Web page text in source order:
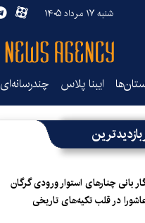
شنبه ۱۷ مرداد ۱۴۰۵
ایبنا پلاس چندرسانه‌ای
بانی چنارهای استوار ورودی گرگان
در قلب تکیه‌های تاریخی